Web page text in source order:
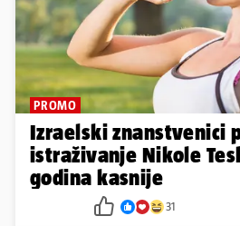
PROMO
Izraelski znanstvenici
istraživanje Nikole
godina kasnije
31